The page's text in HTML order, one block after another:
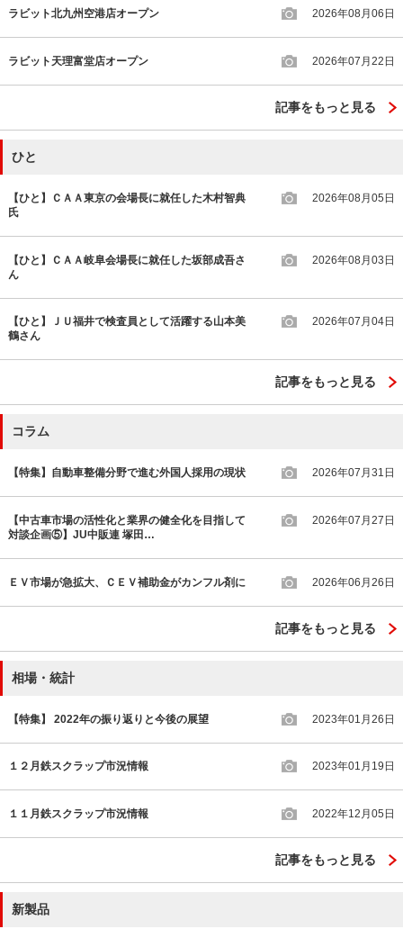
ラビット北九州空港店オープン 2026年08月06日
ラビット天理富堂店オープン 2026年07月22日
記事をもっと見る
ひと
【ひと】ＣＡＡ東京の会場長に就任した木村智典
氏
2026年08月05日
【ひと】ＣＡＡ岐阜会場長に就任した坂部成吾さ
ん
2026年08月03日
【ひと】ＪＵ福井で検査員として活躍する山本美
鶴さん
2026年07月04日
記事をもっと見る
コラム
【特集】自動車整備分野で進む外国人採用の現状 2026年07月31日
【中古車市場の活性化と業界の健全化を目指して
対談企画⑤】JU中販連 塚田…
2026年07月27日
ＥＶ市場が急拡大、ＣＥＶ補助金がカンフル剤に 2026年06月26日
記事をもっと見る
相場・統計
【特集】 2022年の振り返りと今後の展望 2023年01月26日
１２月鉄スクラップ市況情報 2023年01月19日
１１月鉄スクラップ市況情報 2022年12月05日
記事をもっと見る
新製品